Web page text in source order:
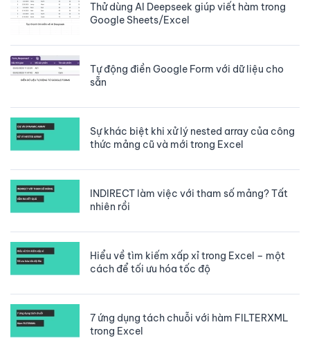
Thử dùng AI Deepseek giúp viết hàm trong
Google Sheets/Excel
Tự động điền Google Form với dữ liệu cho
sẵn
Sự khác biệt khi xử lý nested array của công
thức mảng cũ và mới trong Excel
INDIRECT làm việc với tham số mảng? Tất
nhiên rồi
Hiểu về tìm kiếm xấp xỉ trong Excel – một
cách để tối ưu hóa tốc độ
7 ứng dụng tách chuỗi với hàm FILTERXML
trong Excel